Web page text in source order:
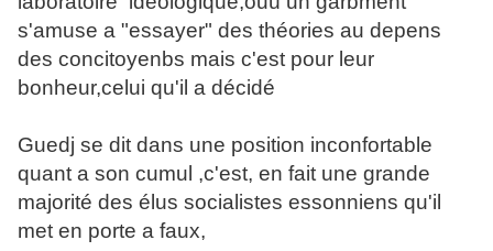
s'amuse a "essayer" des théories au depens
des concitoyenbs mais c'est pour leur
bonheur,celui qu'il a décidé
Guedj se dit dans une position inconfortable
quant a son cumul ,c'est, en fait une grande
majorité des élus socialistes essonniens qu'il
met en porte a faux,